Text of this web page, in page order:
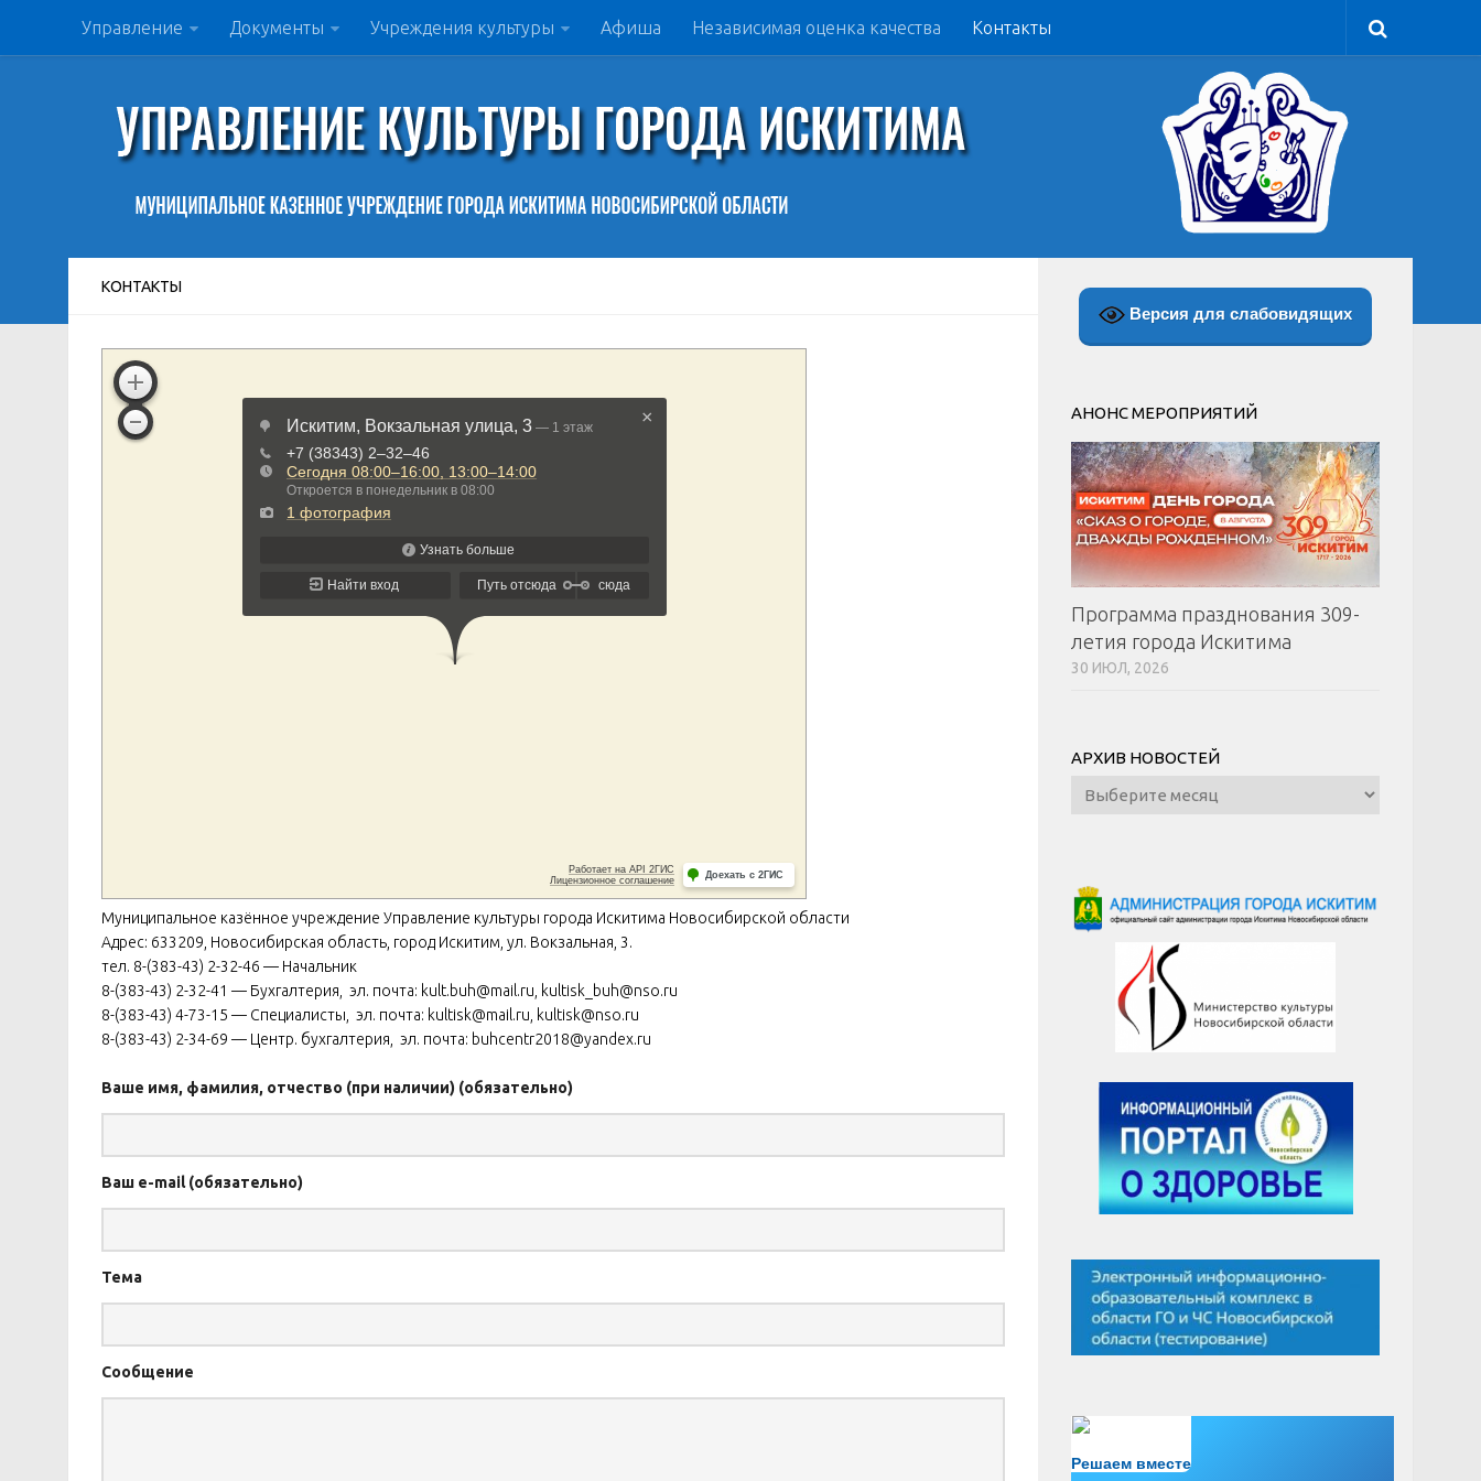
Управление Документы Учреждения культуры Афиша Независимая оценка качества Контакты
КОНТАКТЫ
Муниципальное казённое учреждение Управление культуры города Искитима Новосибирской области
Адрес: 633209, Новосибирская область, город Искитим, ул. Вокзальная, 3.
тел. 8-(383-43) 2-32-46 — Начальник
8-(383-43) 2-32-41 — Бухгалтерия, эл. почта: kult.buh@mail.ru, kultisk_buh@nso.ru
8-(383-43) 4-73-15 — Специалисты, эл. почта: kultisk@mail.ru, kultisk@nso.ru
8-(383-43) 2-34-69 — Центр. бухгалтерия, эл. почта: buhcentr2018@yandex.ru
Ваше имя, фамилия, отчество (при наличии) (обязательно)
Ваш e-mail (обязательно)
Тема
Сообщение
Версия для слабовидящих
АНОНС МЕРОПРИЯТИЙ
Программа празднования 309-
летия города Искитима
30 ИЮЛ, 2026
АРХИВ НОВОСТЕЙ
Архив
новостей
Решаем вместе